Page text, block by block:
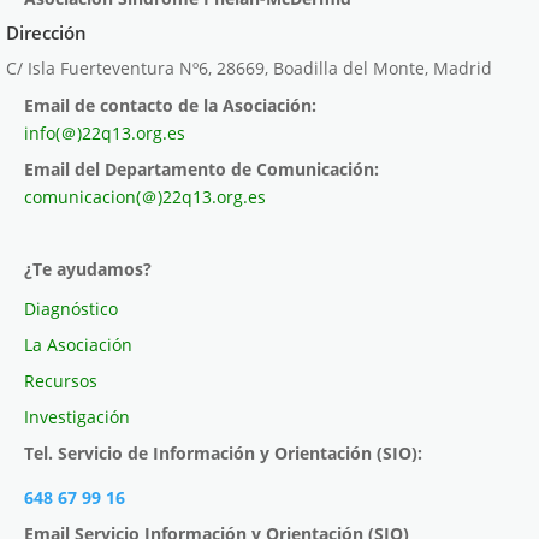
Dirección
C/ Isla Fuerteventura Nº6, 28669, Boadilla del Monte, Madrid
Email de contacto de la Asociación:
info(＠)22q13.org.es
Email del Departamento de Comunicación:
comunicacion(＠)22q13.org.es
¿Te ayudamos?
Diagnóstico
La Asociación
Recursos
Investigación
Tel. Servicio de Información y Orientación (SIO):
648 67 99 16
Email Servicio Información y Orientación (SIO)